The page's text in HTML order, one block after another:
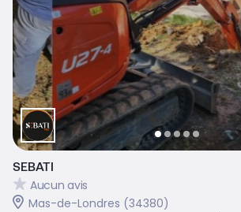
SEBATI
Aucun avis
Mas-de-Londres (34380)